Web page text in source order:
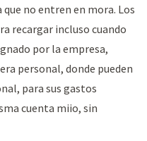
no entren en mora. Los
recargar incluso cuando
por la empresa,
personal, donde pueden
para sus gastos
cuenta miio, sin